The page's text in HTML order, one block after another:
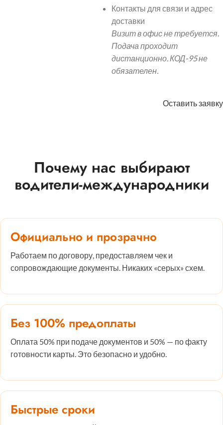
Контакты для связи и адрес
доставки
Визит в офис не требуется.
Подача проходит
дистанционно. КОД-95 не
обязателен.
Оставить заявку
Почему нас выбирают
водители-международники
Официально и прозрачно
Работаем по договору, предоставляем чек и
сопровождающие документы. Никаких «серых» схем.
Без 100% предоплаты
Оплата 50% при подаче документов и 50% — по факту
готовности карты. Это безопасно и удобно.
Быстрые сроки